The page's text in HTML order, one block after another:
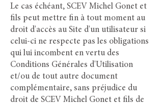
Le cas échéant, SCEV Michel Gonet et
fils peut mettre fin à tout moment au
droit d'accès au Site d'un utilisateur si
celui-ci ne respecte pas les obligations
qui lui incombent en vertu des
Conditions Générales d'Utilisation
et/ou de tout autre document
complémentaire, sans préjudice du
droit de SCEV Michel Gonet et fils de